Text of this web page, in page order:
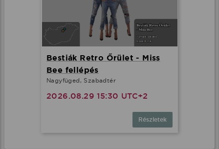
Bestiák Retro Őrület - Miss
Bee fellépés
Nagyfüged, Szabadtér
2026.08.29 15:30 UTC+2
Részletek